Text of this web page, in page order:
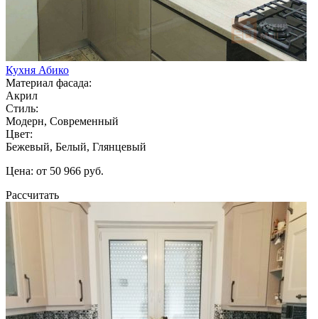
Кухня Абико
Материал фасада:
Акрил
Стиль:
Модерн, Современный
Цвет:
Бежевый, Белый, Глянцевый
Цена: от 50 966 руб.
Рассчитать